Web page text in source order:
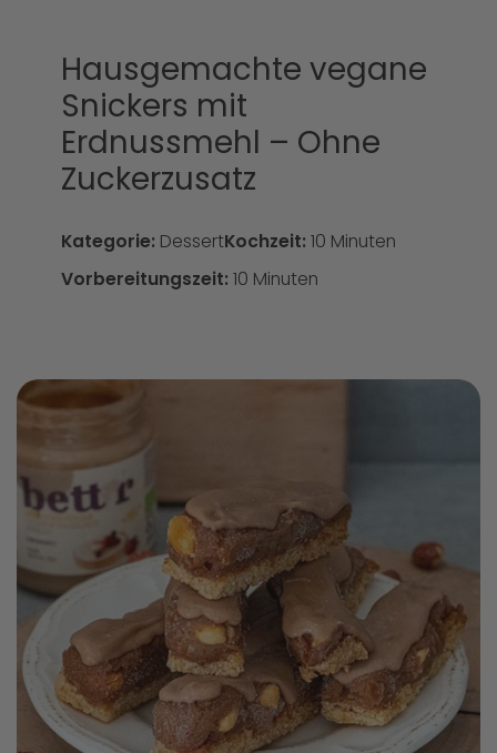
Hausgemachte vegane
Snickers mit
Erdnussmehl – Ohne
Zuckerzusatz
Kategorie: DessertKochzeit: 10 Minuten
Vorbereitungszeit: 10 Minuten